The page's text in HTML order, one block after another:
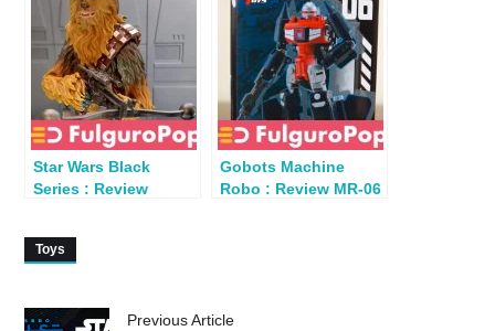
Star Wars Black
Series : Review
Gobots Machine
Robo : Review MR-06
Toys
Previous Article